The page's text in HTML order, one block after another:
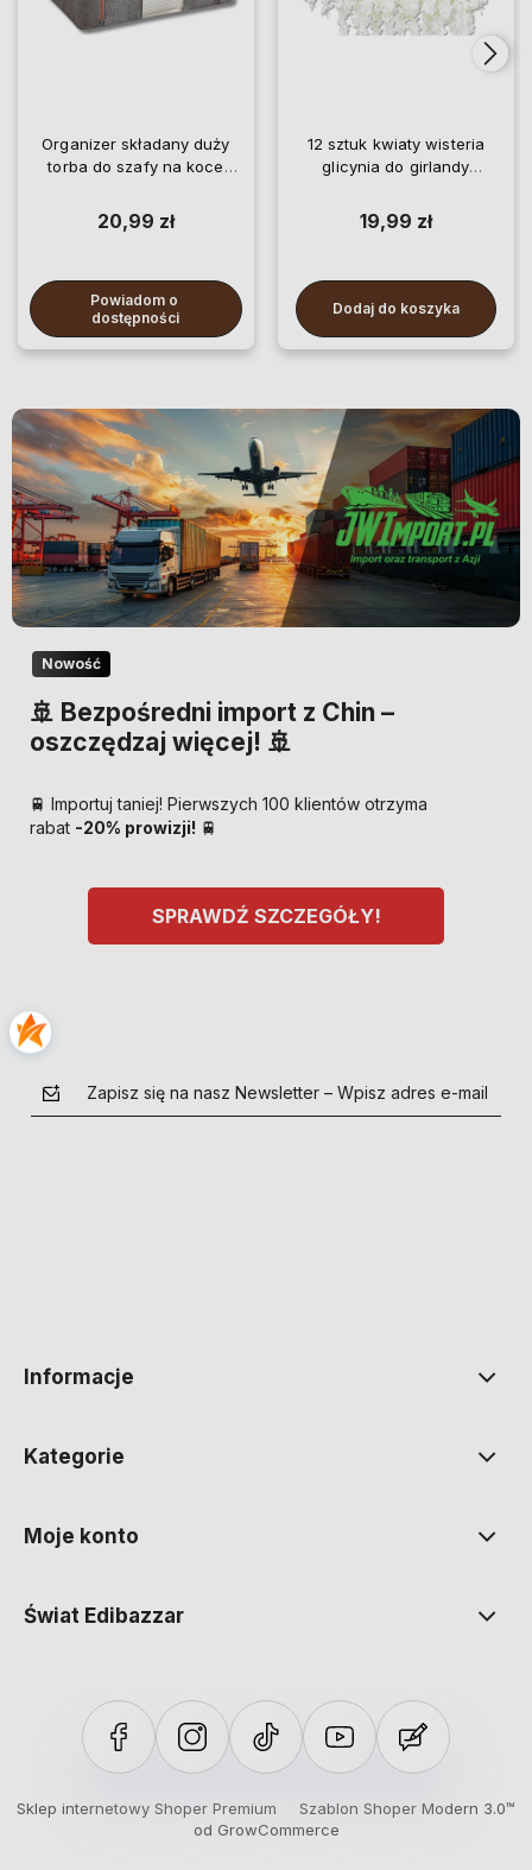
Organizer składany duży
torba do szafy na koce
20,99 zł
Powiadom o
dostępności
12 sztuk kwiaty wisteria
glicynia do girlandy
19,99 zł
Dodaj do koszyka
Nowość
🚢 Bezpośredni import z Chin –
oszczędzaj więcej! 🚢
🚆 Importuj taniej! Pierwszych 100 klientów otrzyma
rabat -20% prowizji! 🚆
SPRAWDŹ SZCZEGÓŁY!
Zapisz się na nasz Newsletter – Wpisz adres e-mail
Informacje
Kategorie
Moje konto
Świat Edibazzar
Sklep internetowy Shoper Premium
Szablon Shoper Modern 3.0™
od GrowCommerce